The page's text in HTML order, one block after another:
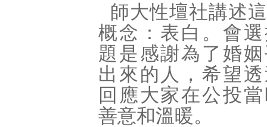
師大性壇社講述
概念：表白。會
題是感謝為了婚
出來的人，希望
回應大家在公投
善意和溫暖。